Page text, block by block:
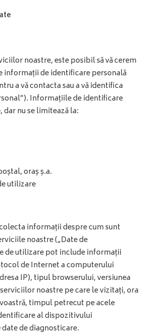
noastre, este posibil să vă cerem
informații de identificare personală
a vă contacta sau a vă identifica
Informațiile de identificare
nu se limitează la:
oraș ș.a.
utilizare
informații despre cum sunt
noastre („Date de
de utilizare pot include informații
de Internet a computerului
IP), tipul browserului, versiunea
noastre pe care le vizitați, ora
timpul petrecut pe acele
al dispozitivului
de diagnosticare.